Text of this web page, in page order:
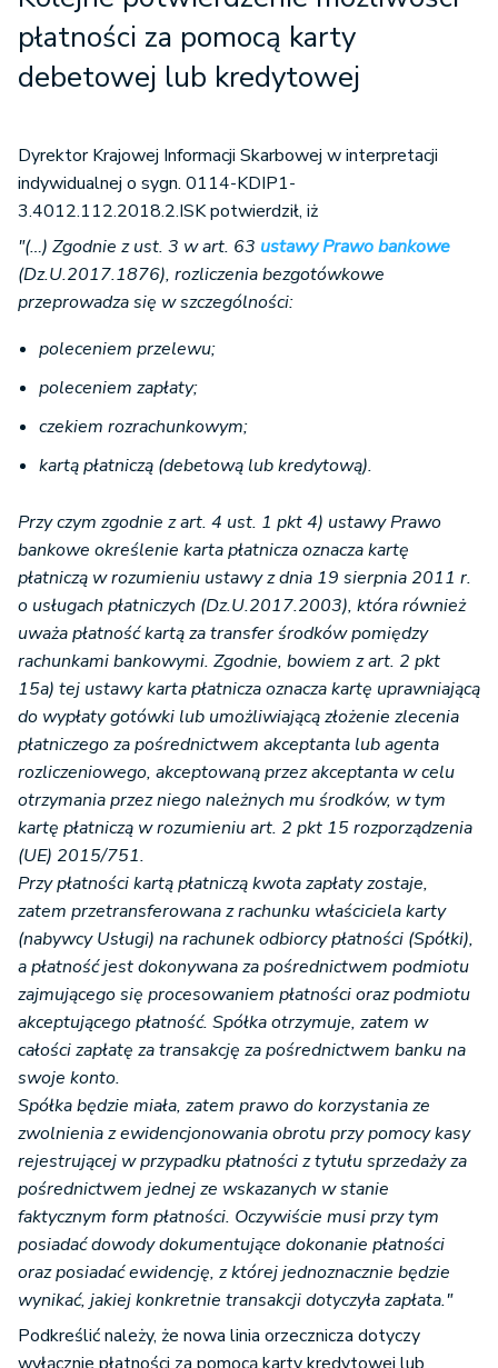
płatności za pomocą karty
debetowej lub kredytowej
Dyrektor Krajowej Informacji Skarbowej w interpretacji
indywidualnej o sygn. 0114-KDIP1-
3.4012.112.2018.2.ISK potwierdził, iż
"(…) Zgodnie z ust. 3 w art. 63 ustawy Prawo bankowe
(Dz.U.2017.1876), rozliczenia bezgotówkowe
przeprowadza się w szczególności:
poleceniem przelewu;
poleceniem zapłaty;
czekiem rozrachunkowym;
kartą płatniczą (debetową lub kredytową).
Przy czym zgodnie z art. 4 ust. 1 pkt 4) ustawy Prawo
bankowe określenie karta płatnicza oznacza kartę
płatniczą w rozumieniu ustawy z dnia 19 sierpnia 2011 r.
o usługach płatniczych (Dz.U.2017.2003), która również
uważa płatność kartą za transfer środków pomiędzy
rachunkami bankowymi. Zgodnie, bowiem z art. 2 pkt
15a) tej ustawy karta płatnicza oznacza kartę uprawniającą
do wypłaty gotówki lub umożliwiającą złożenie zlecenia
płatniczego za pośrednictwem akceptanta lub agenta
rozliczeniowego, akceptowaną przez akceptanta w celu
otrzymania przez niego należnych mu środków, w tym
kartę płatniczą w rozumieniu art. 2 pkt 15 rozporządzenia
(UE) 2015/751.
Przy płatności kartą płatniczą kwota zapłaty zostaje,
zatem przetransferowana z rachunku właściciela karty
(nabywcy Usługi) na rachunek odbiorcy płatności (Spółki),
a płatność jest dokonywana za pośrednictwem podmiotu
zajmującego się procesowaniem płatności oraz podmiotu
akceptującego płatność. Spółka otrzymuje, zatem w
całości zapłatę za transakcję za pośrednictwem banku na
swoje konto.
Spółka będzie miała, zatem prawo do korzystania ze
zwolnienia z ewidencjonowania obrotu przy pomocy kasy
rejestrującej w przypadku płatności z tytułu sprzedaży za
pośrednictwem jednej ze wskazanych w stanie
faktycznym form płatności. Oczywiście musi przy tym
posiadać dowody dokumentujące dokonanie płatności
oraz posiadać ewidencję, z której jednoznacznie będzie
wynikać, jakiej konkretnie transakcji dotyczyła zapłata."
Podkreślić należy, że nowa linia orzecznicza dotyczy